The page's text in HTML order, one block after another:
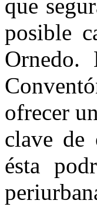
que
posible
Ornedo.
ofrecer
clave de
ésta